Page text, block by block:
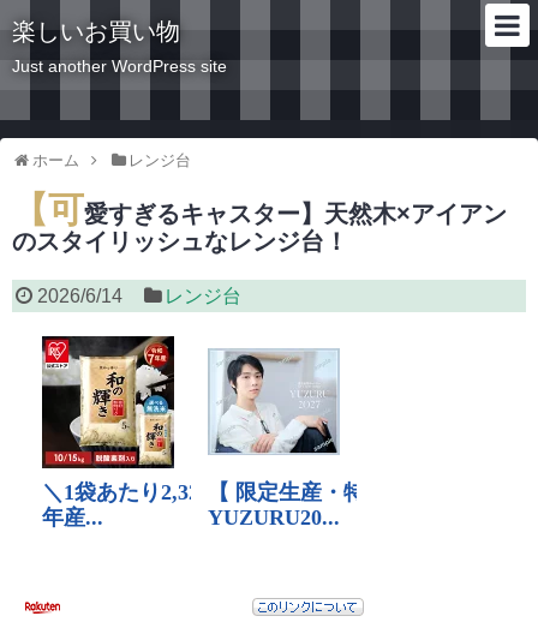
楽しいお買い物
Just another WordPress site
ホーム レンジ台
【可愛すぎるキャスター】天然木×アイアン
のスタイリッシュなレンジ台！
2026/6/14 レンジ台